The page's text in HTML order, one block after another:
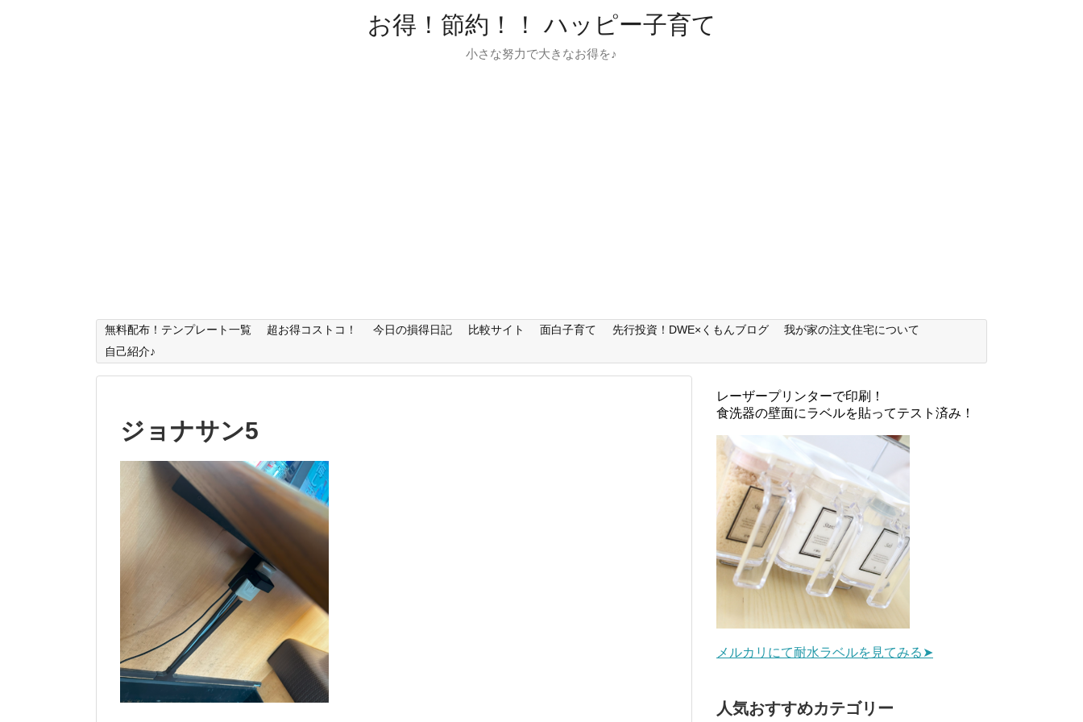
お得！節約！！ ハッピー子育て
小さな努力で大きなお得を♪
無料配布！テンプレート一覧 超お得コストコ！ 今日の損得日記 比較サイト 面白子育て 先行投資！DWE×くもんブログ
我が家の注文住宅について
自己紹介♪
ジョナサン5
レーザープリンターで印刷！
食洗器の壁面にラベルを貼ってテスト済み！
メルカリにて耐水ラベルを見てみる➤
人気おすすめカテゴリー